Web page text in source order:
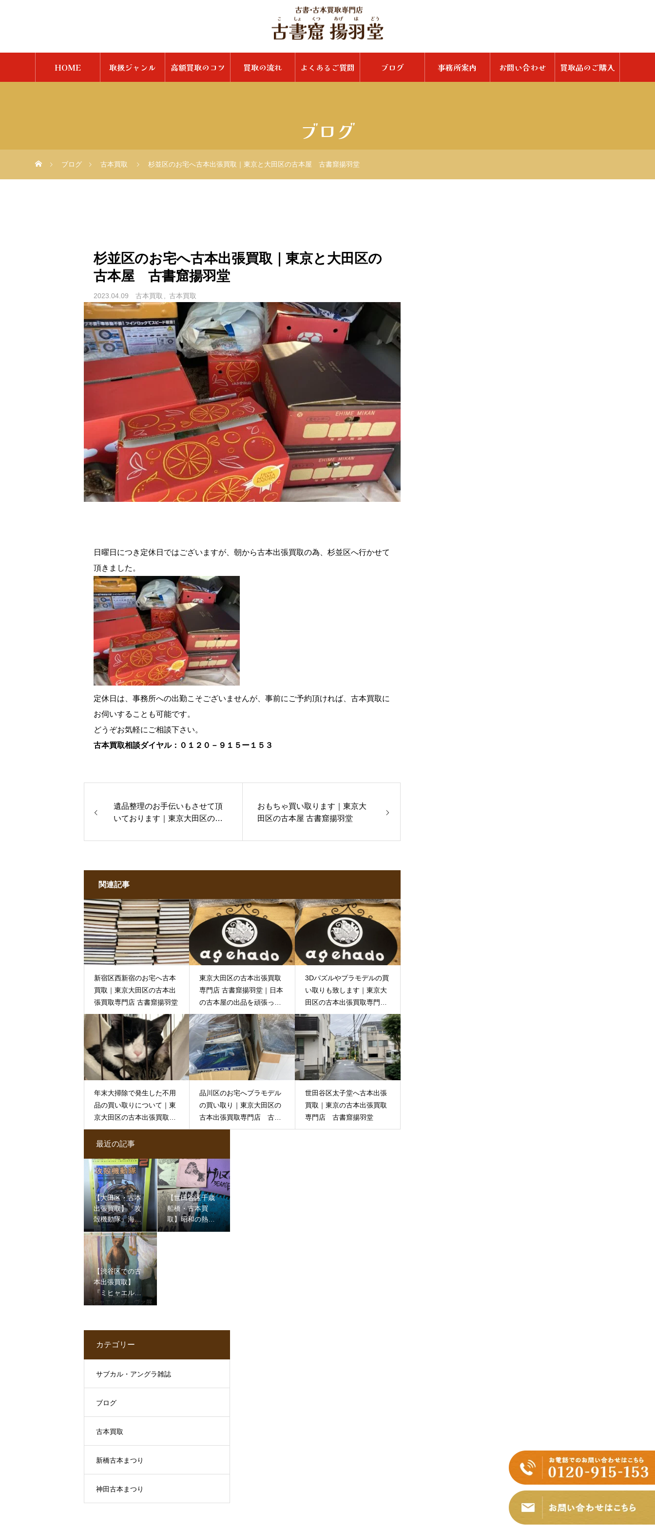
HOME 取扱ジャンル 高額買取のコツ 買取の流れ よくあるご質問 ブログ 事務所案内 お問い合わせ 買取品のご購入
ブログ
ブログ 古本買取 杉並区のお宅へ古本出張買取｜東京と大田区の古本屋 古書窟揚羽堂
杉並区のお宅へ古本出張買取｜東京と大田区の
古本屋 古書窟揚羽堂
2023.04.09 古本買取 古本買取
日曜日につき定休日ではございますが、朝から古本出張買取の為、杉並区へ行かせて
頂きました。
定休日は、事務所への出勤こそございませんが、事前にご予約頂ければ、 古本買取に
お伺いすることも可能です。
どうぞお気軽にご相談下さい。
古本買取相談ダイヤル：０１２０－９１５ー１５３
遺品整理のお手伝いもさせて頂
いております｜東京大田区の古
おもちゃ買い取ります｜東京大
田区の古本屋 古書窟揚羽堂
関連記事
新宿区西新宿のお宅へ古本
買取｜東京大田区の古本出
張買取専門店 古書窟揚羽堂
東京大田区の古本出張買取
専門店 古書窟揚羽堂｜日本
の古本屋の出品を頑張って
ます
3Dパズルやプラモデルの買
い取りも致します｜東京大
田区の古本出張買取専門店
古書窟揚羽堂
年末大掃除で発生した不用
品の買い取りについて｜東
京大田区の古本出張買取専
門店 古書窟揚羽堂
品川区のお宅へプラモデル
の買い取り｜東京大田区の
古本出張買取専門店 古書
窟揚羽堂
世田谷区太子堂へ古本出張
買取｜東京の古本出張買取
専門店 古書窟揚羽堂
最近の記事
【大田区・古本
出張買取】『攻
殻機動隊』海外
版アメコミを買
取！洋書・サブ
カル本もお任せ
｜古書窟揚羽堂
【世田谷区千歳
船橋・古本買
取】昭和の熱
気！初期ガンダ
【渋谷区での古
本出張買取】
『ミヒャエル・
ゾーヴァ展』図
譲りいただきま
カテゴリー
サブカル・アングラ雑誌
ブログ
古本買取
新橋古本まつり
神田古本まつり